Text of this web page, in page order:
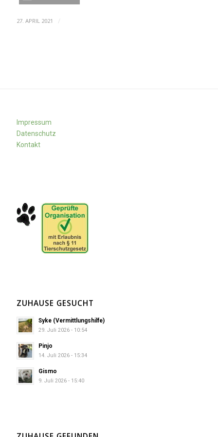
27. APRIL 2021 /
Impressum
Datenschutz
Kontakt
ZUHAUSE GESUCHT
Syke (Vermittlungshilfe)
29. Juli 2026 - 10:54
Pinjo
14. Juli 2026 - 15:34
Gismo
9. Juli 2026 - 15:40